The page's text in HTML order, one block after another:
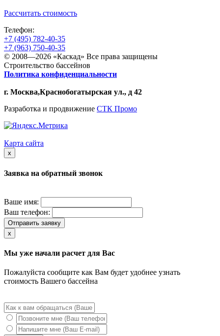
Рассчитать стоимость
Телефон:
+7 (495) 782-40-35
+7 (963) 750-40-35
© 2008—2026 «Каскад» Все права защищены
Строительство бассейнов
Политика конфиденциальности
г. Москва,Краснобогатырская ул., д 42
Разработка и продвижение СТК Промо
Карта сайта
x
Заявка на обратный звонок
Ваше имя:
Ваш телефон:
Отправить заявку
x
Мы уже начали расчет для Вас
Пожалуйста сообщите как Вам будет удобнее узнать
стоимость Вашего бассейна